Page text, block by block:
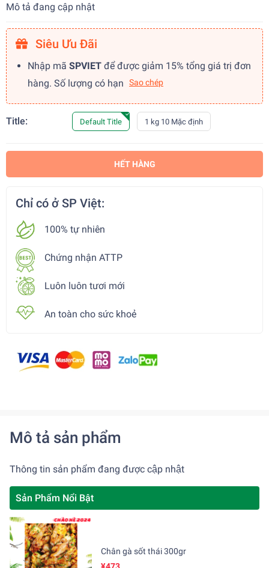
Mô tả đang cập nhật
Siêu Ưu Đãi
Nhập mã SPVIET để được giảm 15% tổng giá trị đơn
hàng. Số lượng có hạn
Sao chép
Title: Default Title 1 kg 10 Mặc định
HẾT HÀNG
Chỉ có ở SP Việt:
100% tự nhiên
Chứng nhận ATTP
Luôn luôn tươi mới
An toàn cho sức khoẻ
Mô tả sản phẩm
Thông tin sản phẩm đang được cập nhật
Sản Phẩm Nổi Bật
Chân gà sốt thái 300gr